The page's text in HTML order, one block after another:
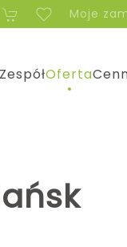
Moje
ZespółOferta